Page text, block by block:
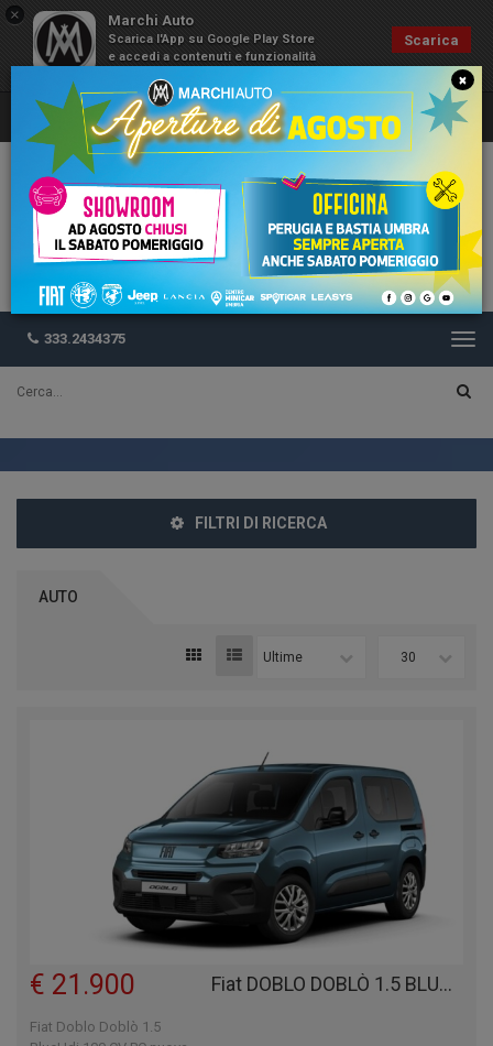
× Marchi Auto
Scarica l'App su Google Play Store
e accedi a contenuti e funzionalità
Scarica
333.2434375
FILTRI DI RICERCA
AUTO
Ultime 30
Fiat DOBLO DOBLÒ 1.5 BLUEHDI 100 CV PC
€ 21.900
Fiat Doblo Doblò 1.5
×